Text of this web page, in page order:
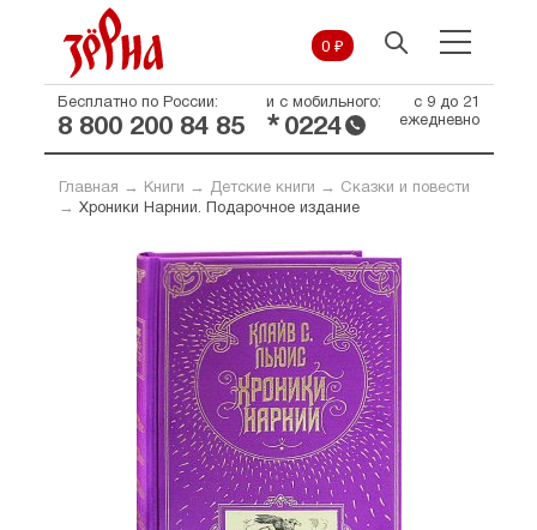
0 ₽
Бесплатно по России:
8 800 200 84 85
и с мобильного:
* 0224
с 9 до 21
ежедневно
Главная → Книги → Детские книги →
Сказки и повести
→ Хроники Нарнии. Подарочное издание